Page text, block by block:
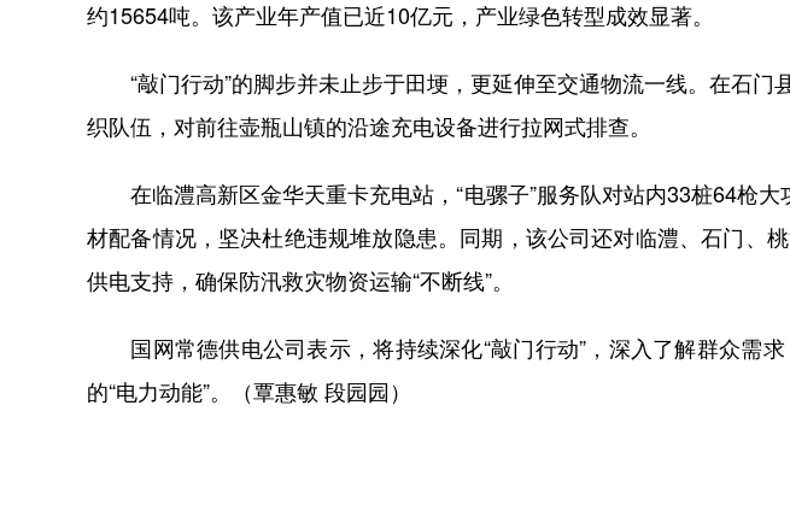
约15654吨。该产业年产值已近10亿元，产业绿色转型成效显著。
“敲门行动”的脚步并未止步于田埂，更延伸至交通物流一线。在石门
织队伍，对前往壶瓶山镇的沿途充电设备进行拉网式排查。
在临澧高新区金华天重卡充电站，“电骡子”服务队对站内33桩64枪大
材配备情况，坚决杜绝违规堆放隐患。同期，该公司还对临澧、石门、
供电支持，确保防汛救灾物资运输“不断线”。
国网常德供电公司表示，将持续深化“敲门行动”，深入了解群众需
的“电力动能”。（覃惠敏 段园园）